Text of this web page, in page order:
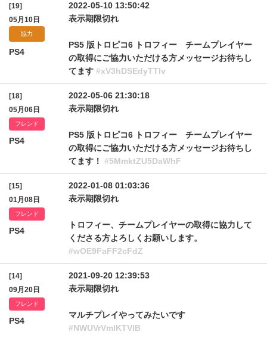
[19]
05月10日
協力
PS4
2022-05-10 13:50:42
表示期限切れ
PS5 版トロピコ6 トロフィー チームプレイヤー
の取得にご協力いただける方メッセージお待ちし
てます #xV3hDSEdyTTlv
[18]
05月06日
フレンド
PS4
2022-05-06 21:30:18
表示期限切れ
PS5 版トロピコ6 トロフィー チームプレイヤー
の取得にご協力いただける方メッセージお待ちし
てます！ #5MmktZU5DaWhF
[15]
01月08日
フレンド
PS4
2022-01-08 01:03:36
表示期限切れ
トロフィー、チームプレイヤーの取得に協力して
くださる方よろしくお願いします。
#wOE9FaFF2cFdZ
[14]
09月20日
フレンド
PS4
2021-09-20 12:39:53
表示期限切れ
マルチプレイやってみたいです
#NWUVrVmlKTVlB